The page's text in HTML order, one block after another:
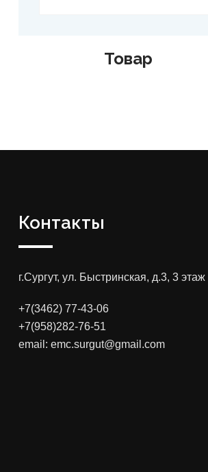
Товар
Контакты
г.Сургут, ул. Быстринская, д.3, 3 этаж
+7(3462) 77-43-06
+7(958)282-76-51
email: emc.surgut@gmail.com